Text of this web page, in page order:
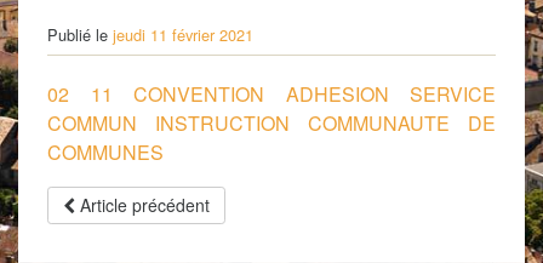
Publié le jeudi 11 février 2021
02 11 CONVENTION ADHESION SERVICE
COMMUN INSTRUCTION COMMUNAUTE DE
COMMUNES
Article précédent